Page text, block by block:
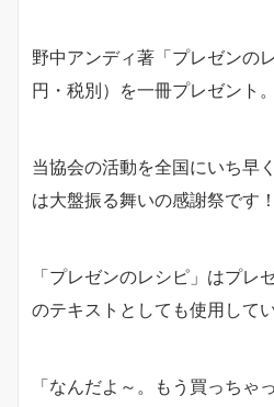
野中アンディ著「プレゼンの
円・税別）を一冊プレゼント。
当協会の活動を全国にいち早
は大盤振る舞いの感謝祭です！
「プレゼンのレシピ」はプレ
のテキストとしても使用してい
「なんだよ～。もう買っちゃ